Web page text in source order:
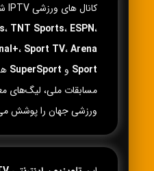
کانال های ورزشی IPTV شامل شبکه‌های مطرحی مانند
، TNT Sports، ESPN،
، Sport TV،Arena
Sport و SuperSport
مسابقات ملی، لیگ‌های
ورزشی جهان را پوشش